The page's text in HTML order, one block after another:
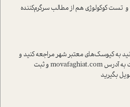
و تست کوکولوژی هم از مطالب سرگرم‌کننده
به کیوسک‌های معتبر شهر مراجعه کنید و
هم با مراجعه به سایت موفقیت به آدرس movafaghiat.com و ثبت
بگیرید